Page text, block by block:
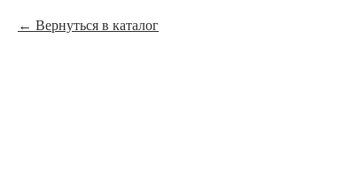
Вернуться в каталог